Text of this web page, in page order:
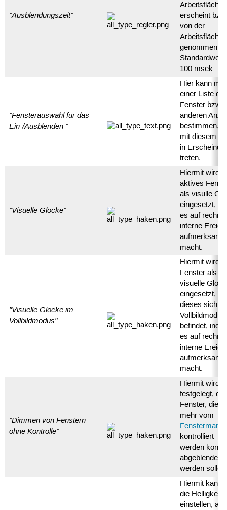
"Ausblendungszeit"
Arbeitsfläche
erscheint
von der
Arbeitsfläche
genommen
Standardwert
100 msek
"Fensterauswahl für das
Ein-/Ausblenden "
Hier kann
einer Liste die
Fenster bzw.
anderen
bestimmen,
mit diesem
in
treten.
"Visuelle Glocke"
Hiermit wird
aktives
als visulle
eingesetzt,
es auf
interne
aufmerksam
macht.
"Visuelle Glocke im
Vollbildmodus"
Hiermit wird
Fenster als
visuelle
eingesetzt,
dieses sich
Vollbildmodus
befindet,
es auf
interne
aufmerksam
macht.
"Dimmen von Fenstern
ohne Kontrolle"
Hiermit wird
festgelegt,
Fenster, die
mehr vom
kontrolliert
werden
abgeblendet
werden
Hiermit kann
die Helligkeit
einstellen, auf